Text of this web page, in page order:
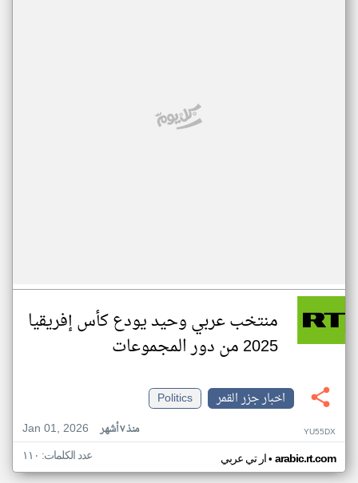
منتخب عربي وحيد يودع كأس إفريقيا
2025 من دور المجموعات
اخبار جزر القمر
Politics
Jan 01, 2026
منذ ٧ أشهر YU55DX
ار تي عربي• arabic.rt.com عدد الكلمات: ١١٠